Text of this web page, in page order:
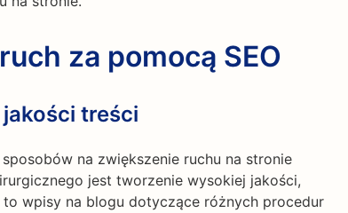
za pomocą SEO
treści
na zwiększenie ruchu na stronie
jest tworzenie wysokiej jakości,
to wpisy na blogu dotyczące różnych procedur